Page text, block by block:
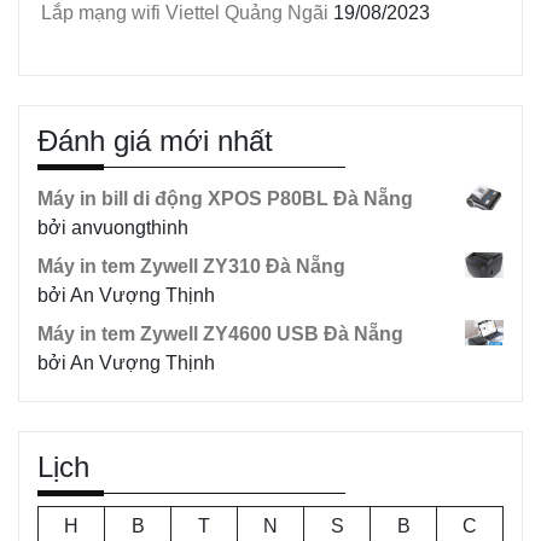
Lắp mạng wifi Viettel Quảng Ngãi 19/08/2023
Đánh giá mới nhất
Máy in bill di động XPOS P80BL Đà Nẵng
bởi anvuongthinh
Máy in tem Zywell ZY310 Đà Nẵng
bởi An Vượng Thịnh
Máy in tem Zywell ZY4600 USB Đà Nẵng
bởi An Vượng Thịnh
Lịch
H B T N S B
C